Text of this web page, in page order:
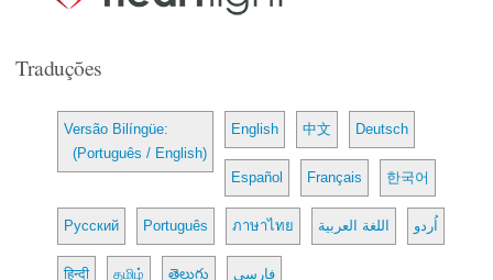
Traduções
Versão Bilíngüe:
(Português / English)
English 中文 Deutsch
Español Français 한국어
Русский Português ภาษาไทย اللغة العربية اُردو
हिन्दी தமிழ் తెలుగు فارسی